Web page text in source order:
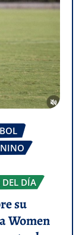
DEL DÍA
su
Women